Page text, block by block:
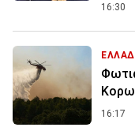
16:30
16:17